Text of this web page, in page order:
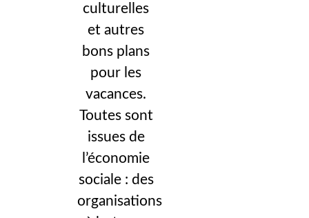
culturelles
et autres
bons plans
pour les
vacances.
Toutes sont
issues de
l’économie
sociale : des
organisations